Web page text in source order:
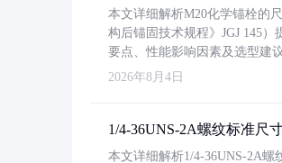
本文详细解析M20化学锚栓的
构后锚固技术规程》JGJ 145
要点、性能影响因素及选型建
2026年8月4日
1/4-36UNS-2A螺纹标准尺
本文详细解析1/4-36UNS-2A